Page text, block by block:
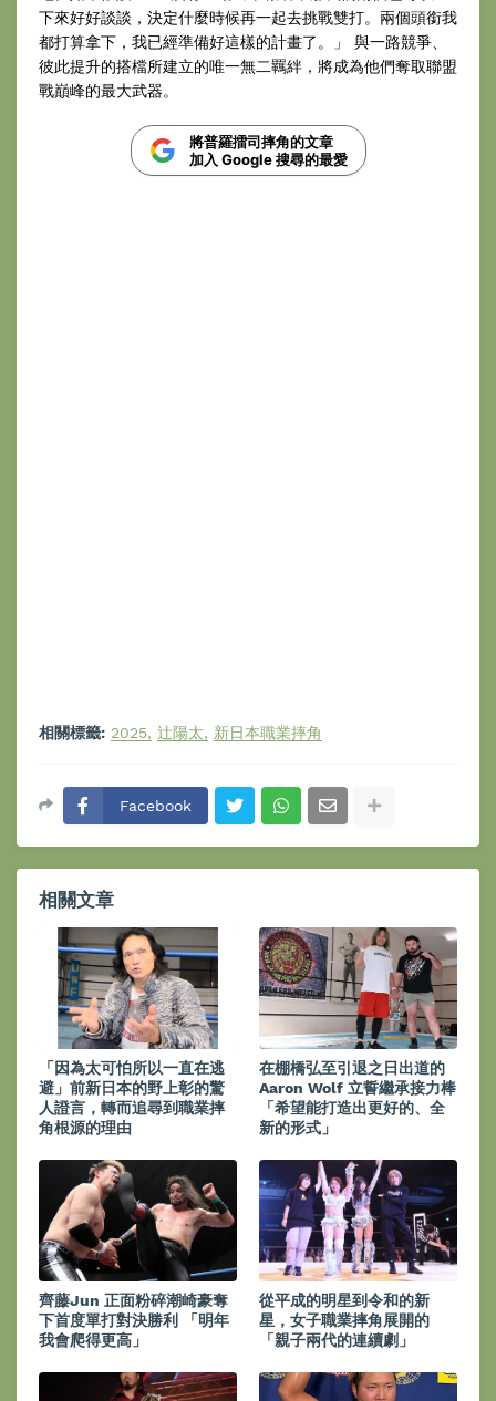
下來好好談談，決定什麼時候再一起去挑戰雙打。兩個頭銜我
都打算拿下，我已經準備好這樣的計畫了。」 與一路競爭、
彼此提升的搭檔所建立的唯一無二羈絆，將成為他們奪取聯盟
戰巔峰的最大武器。
將普羅擂司摔角的文章
加入 Google 搜尋的最愛
相關標籤: 2025 辻陽太 新日本職業摔角
Facebook
相關文章
「因為太可怕所以一直在逃
避」前新日本的野上彰的驚
人證言，轉而追尋到職業摔
角根源的理由
在棚橋弘至引退之日出道的
Aaron Wolf 立誓繼承接力棒
「希望能打造出更好的、全
新的形式」
齊藤Jun 正面粉碎潮崎豪奪
下首度單打對決勝利 「明年
我會爬得更高」
從平成的明星到令和的新
星，女子職業摔角展開的
「親子兩代的連續劇」